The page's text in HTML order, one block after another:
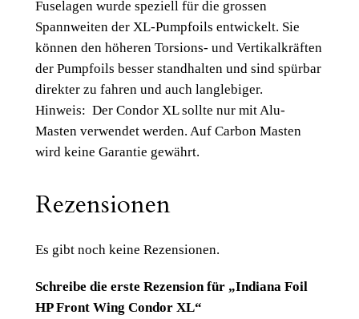
Fuselagen wurde speziell für die grossen
Spannweiten der XL-Pumpfoils entwickelt. Sie
können den höheren Torsions- und Vertikalkräften
der Pumpfoils besser standhalten und sind spürbar
direkter zu fahren und auch langlebiger.
Hinweis: Der Condor XL sollte nur mit Alu-
Masten verwendet werden. Auf Carbon Masten
wird keine Garantie gewährt.
Rezensionen
Es gibt noch keine Rezensionen.
Schreibe die erste Rezension für „Indiana Foil
HP Front Wing Condor XL“